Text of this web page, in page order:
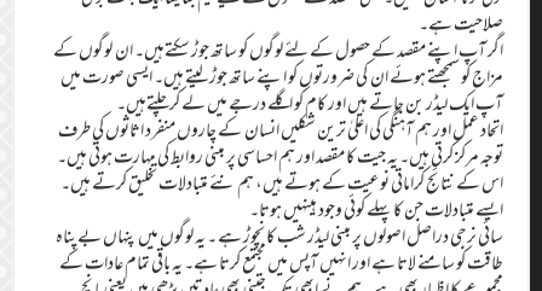
صلاحیت ہے۔
اگر آپ اپنے مقصد کے حصول کے لئے لوگوں کو ساتھ جوڑ سکتےہیں۔ ان لوگوں کے
مزاج کو سمجھتے ہوئے ان کی ضرورتوں کو اپنے ساتھ جوڑ لیتے ہیں۔ ایسی صورت میں
آپ ایک لیڈر بن جاتے ہیں اور کام کو اگلے درجے میں لے کرچلتےہیں۔
اتحاد عمل اور ہم آہنگی کی اعلیٰ ترین شکلیں انسان کے چاروں منفرد اثاثوں کی طرف
توجہ مرکز کرتی ہیں۔ یہ جیت کا مقصد اور ہم احساسی پر مبنی روابط کی مہارت ہوتی ہیں۔
اس کے نتائج کراماتی نوعیت کے ہوتے ہیں، ہم نئے متبادلات تخلیق کرتے ہیں۔
ایسے متبادلات جن کا پہلے کوئی وجود ہینہیں ہوتا۔
سائی نرجی دراصل اصولوں پر مبنی لیڈر شب کا نچوڑ ہے ۔ یہ لوگوں میں پنہاں بےپناہ
طاقت کو سامنے لاتا ہے اور انہیں آپس میں مجتمع کرتا ہے۔ یہ باقی تمام عادات کے